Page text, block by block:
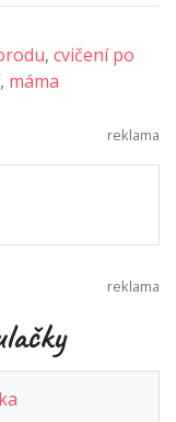
, cvičení po
, máma